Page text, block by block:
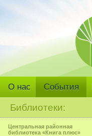
О нас События
Библиотеки:
Центральная районная
библиотека «Книга плюс»